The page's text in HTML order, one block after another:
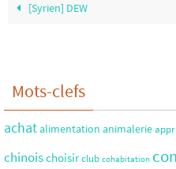
[Syrien] DEW
Mots-clefs
achatalimentation animalerie
chinoischoisirclub cohabitation